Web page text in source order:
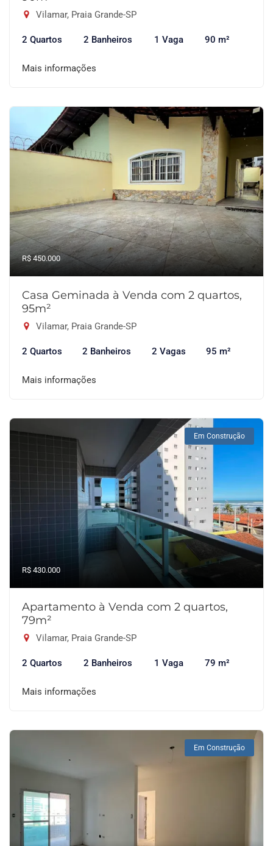
Vilamar, Praia Grande-SP
2 Quartos 2 Banheiros 1 Vaga 90 m²
Mais informações
R$ 450.000
Casa Geminada à Venda com 2 quartos,
95m²
Vilamar, Praia Grande-SP
2 Quartos 2 Banheiros 2 Vagas 95 m²
Mais informações
Em Construção
R$ 430.000
Apartamento à Venda com 2 quartos,
79m²
Vilamar, Praia Grande-SP
2 Quartos 2 Banheiros 1 Vaga 79 m²
Mais informações
Em Construção